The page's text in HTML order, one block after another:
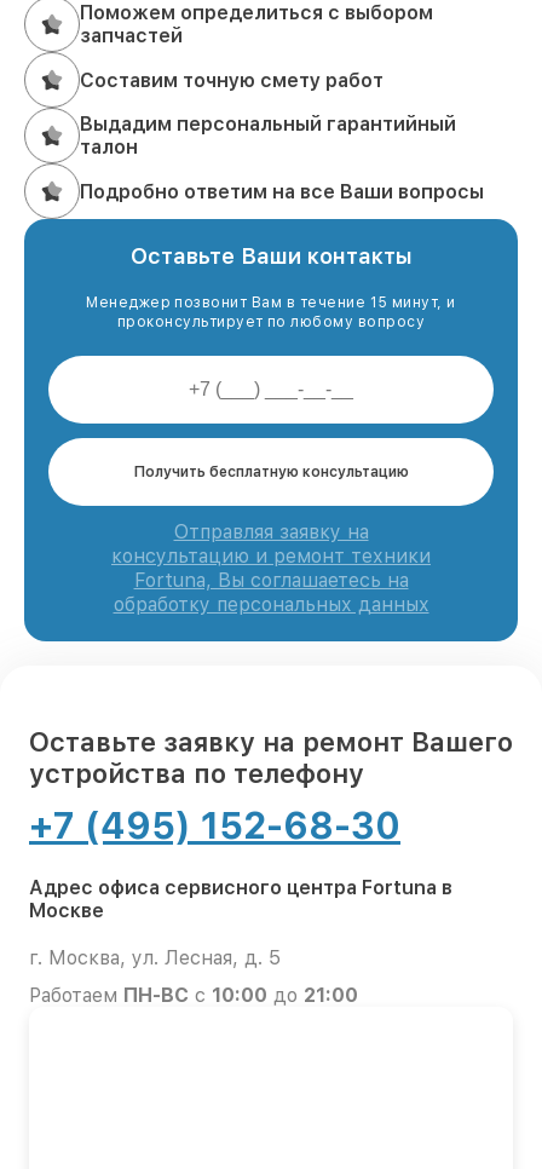
Поможем определиться с выбором
запчастей
Составим точную смету работ
Выдадим персональный гарантийный
талон
Подробно ответим на все Ваши вопросы
Оставьте Ваши контакты
Менеджер позвонит Вам в течение 15 минут, и
проконсультирует по любому вопросу
Получить бесплатную консультацию
Отправляя заявку на
консультацию и ремонт техники
Fortuna, Вы соглашаетесь на
обработку персональных данных
Оставьте заявку на ремонт Вашего
устройства по телефону
+7 (495) 152-68-30
Адрес офиса сервисного центра Fortuna в
Москве
г. Москва, ул. Лесная, д. 5
Работаем ПН-ВС с 10:00 до 21:00